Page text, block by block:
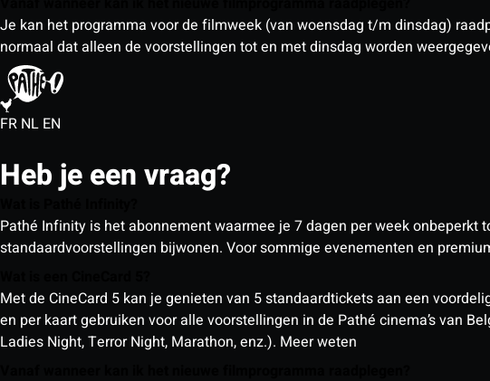
Je kan het programma voor de filmweek (van woensdag t/m dinsdag)
normaal dat alleen de voorstellingen tot en met dinsdag worden
FR NL EN
Heb je een vraag?
Pathé Infinity is het abonnement waarmee je 7 dagen per week
standaardvoorstellingen bijwonen. Voor sommige evenementen en
Met de CineCard 5 kan je genieten van 5 standaardtickets aan een
en per kaart gebruiken voor alle voorstellingen in de Pathé cinema’s van
Ladies Night, Terror Night, Marathon, enz.). Meer weten